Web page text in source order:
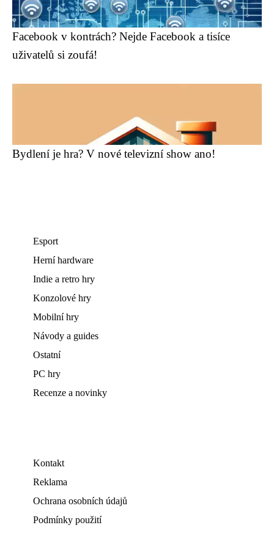
Facebook v kontrách? Nejde Facebook a tisíce
uživatelů si zoufá!
Bydlení je hra? V nové televizní show ano!
Esport
Herní hardware
Indie a retro hry
Konzolové hry
Mobilní hry
Návody a guides
Ostatní
PC hry
Recenze a novinky
Kontakt
Reklama
Ochrana osobních údajů
Podmínky použití